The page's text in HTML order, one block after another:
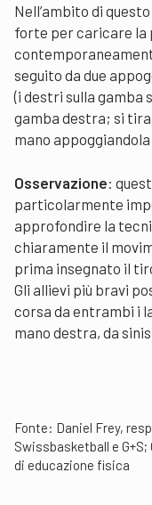
Nell’ambito di
forte per caricare la
seguito da due
(i destri sulla gamba
gamba destra; si tira
mano
Osservazione:
particolarmente
approfondire la
chiaramente il
prima insegnato il
Gli allievi più bravi
corsa da entrambi i
mano destra, da
Fonte: Daniel Frey,
Swissbasketball e
di educazione fisica